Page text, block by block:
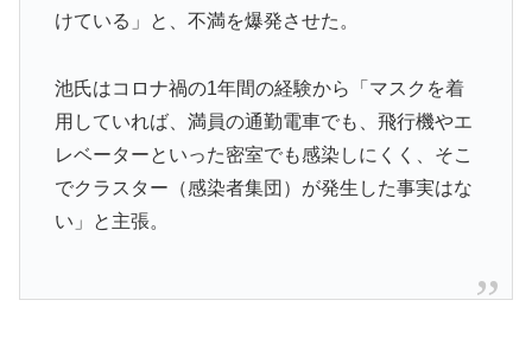
けている」と、不満を爆発させた。
池氏はコロナ禍の1年間の経験から「マスクを着
用していれば、満員の通勤電車でも、飛行機やエ
レベーターといった密室でも感染しにくく、そこ
でクラスター（感染者集団）が発生した事実はな
い」と主張。